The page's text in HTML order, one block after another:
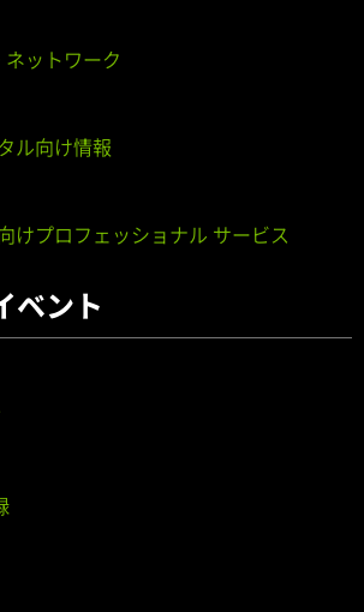
ットワーク
ル向け情報
けプロフェッショナル サービス
ベント